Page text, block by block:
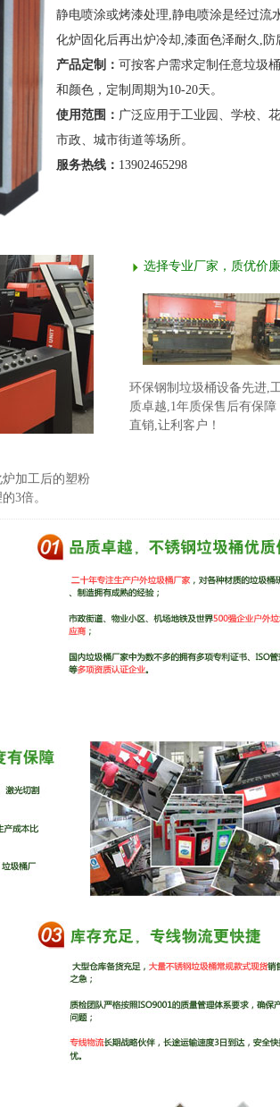
静电喷涂或烤漆处理,静电喷涂是经过流
化炉固化后再出炉冷却,漆面色泽耐久,防
产品定制： 可按客户需求定制任意垃圾
和颜色，定制周期为10-20天。
使用范围： 广泛应用于工业园、学校、花
市政、城市街道等场所。
服务热线： 13902465298
加工后的塑粉
3倍。
选择专业厂家，质优价廉
环保钢制垃圾桶设备先进,
质卓越,1年质保售后有保障
直销,让利客户！